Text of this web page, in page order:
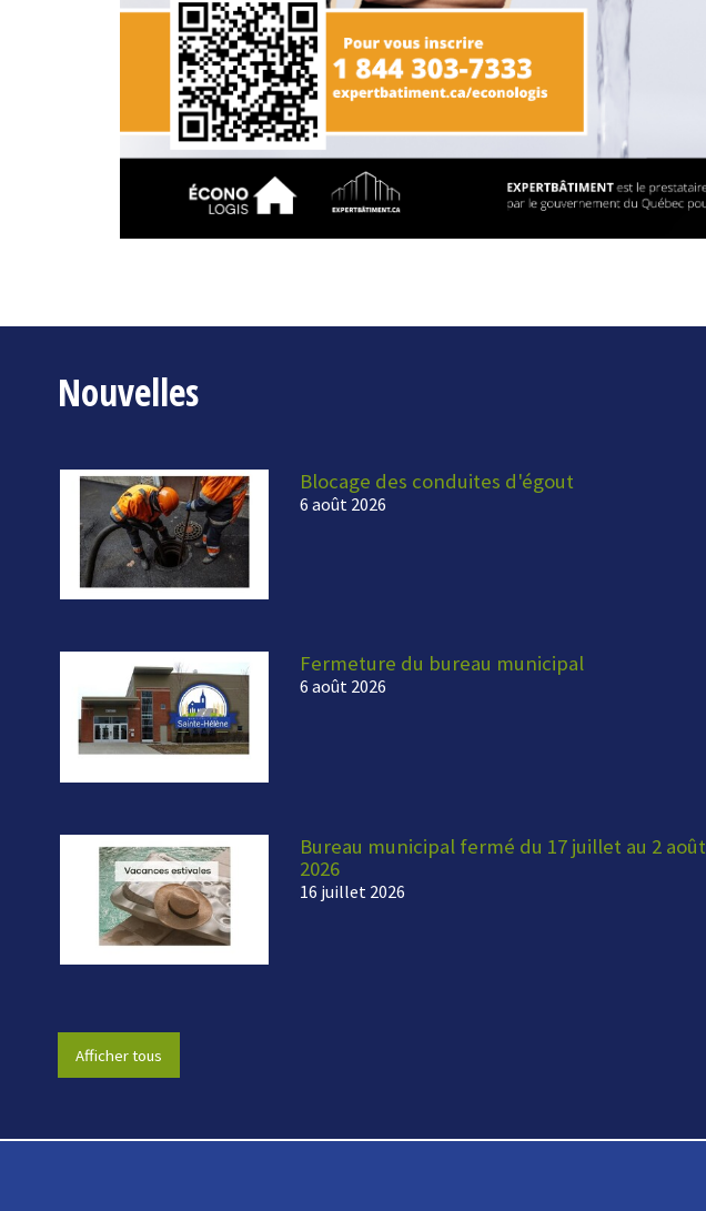
Nouvelles
Blocage des conduites d'égout
6 août 2026
Fermeture du bureau municipal
6 août 2026
Bureau municipal fermé du 17 juillet au 2 août
2026
16 juillet 2026
Afficher tous